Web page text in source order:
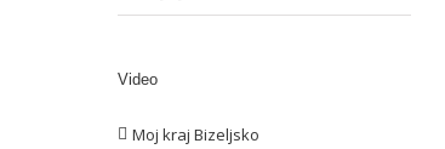
Video
Moj kraj Bizeljsko